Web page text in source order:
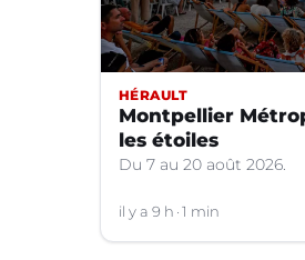
HÉRAULT
Montpellier
les étoiles
Du 7 au 20 août 2026.
il y a 9 h 1 min